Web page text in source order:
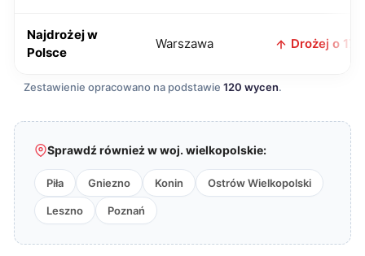
Najdrożej w
Polsce
Warszawa Drożej o 17
Zestawienie opracowano na podstawie 120 wycen.
Sprawdź również w woj. wielkopolskie:
Piła Gniezno Konin Ostrów Wielkopolski
Leszno Poznań